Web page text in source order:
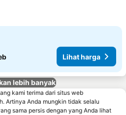
Lihat harga
lebih banyak
kami terima dari situs web
Artinya Anda mungkin tidak selalu
sama persis dengan yang Anda lihat